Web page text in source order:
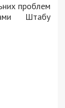
проблем
Штабу